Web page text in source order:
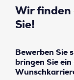
Wir finden
Sie!
Bewerben Sie
bringen Sie